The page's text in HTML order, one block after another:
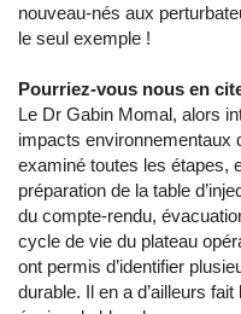
nouveau-nés aux
le seul exemple !
Pourriez-vous nous en
Le Dr Gabin Momal, alors
impacts environnementaux
examiné toutes les étapes,
préparation de la table
du compte-rendu,
cycle de vie du plateau
ont permis d’identifier
durable. Il en a d’ailleurs